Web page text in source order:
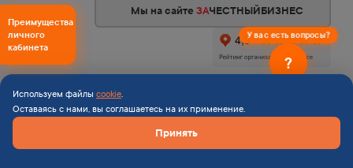
Мы на сайте ЗАЧЕСТНЫЙБИЗНЕС
©2006 — 2026 «Rusbelt» Все права защищены
Карта сайта
Политика конфиденциальности
Используем файлы cookie.
Оставаясь с нами, вы соглашаетесь на их применение.
Принять
Преимущества
личного
кабинета
У вас есть вопросы?
?